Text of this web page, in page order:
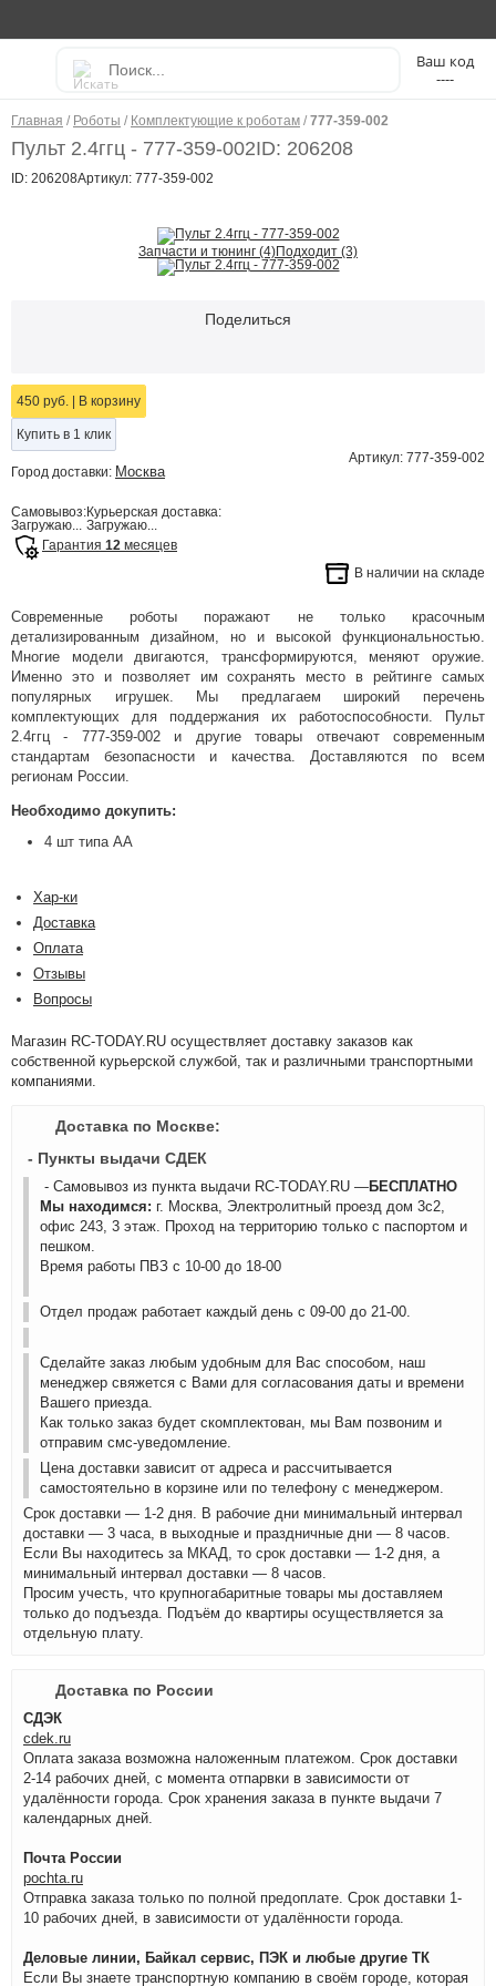
----
Главная / Роботы / Комплектующие к роботам / 777-359-002
Пульт 2.4ггц - 777-359-002ID: 206208
ID: 206208Артикул: 777-359-002
Запчасти и тюнинг (4)Подходит (3)
Поделиться
450 руб. В корзину
Купить в 1 клик
Артикул: 777-359-002
Город доставки: Москва
Самовывоз:
Загружаю...
Курьерская доставка:
Загружаю...
Гарантия 12 месяцев
В наличии на складе
Современные роботы поражают не только красочным
детализированным дизайном, но и высокой функциональностью.
Многие модели двигаются, трансформируются, меняют оружие.
Именно это и позволяет им сохранять место в рейтинге самых
популярных игрушек. Мы предлагаем широкий перечень
комплектующих для поддержания их работоспособности. Пульт
2.4ггц - 777-359-002 и другие товары отвечают современным
стандартам безопасности и качества. Доставляются по всем
регионам России.
Необходимо докупить:
4 шт типа АА
Хар-ки
Доставка
Оплата
Отзывы
Вопросы
Магазин RC-TODAY.RU осуществляет доставку заказов как
собственной курьерской службой, так и различными транспортными
компаниями.
Доставка по Москве:
- Пункты выдачи СДЕК
- Самовывоз из пункта выдачи RC-TODAY.RU —БЕСПЛАТНО
Мы находимся: г. Москва, Электролитный проезд дом 3с2,
офис 243, 3 этаж. Проход на территорию только с паспортом и
пешком.
Время работы ПВЗ с 10-00 до 18-00
Отдел продаж работает каждый день с 09-00 до 21-00.
Сделайте заказ любым удобным для Вас способом, наш
менеджер свяжется с Вами для согласования даты и времени
Вашего приезда.
Как только заказ будет скомплектован, мы Вам позвоним и
отправим смс-уведомление.
Цена доставки зависит от адреса и рассчитывается
самостоятельно в корзине или по телефону с менеджером.
Срок доставки — 1-2 дня. В рабочие дни минимальный интервал
доставки — 3 часа, в выходные и праздничные дни — 8 часов.
Если Вы находитесь за МКАД, то срок доставки — 1-2 дня, а
минимальный интервал доставки — 8 часов.
Просим учесть, что крупногабаритные товары мы доставляем
только до подъезда. Подъём до квартиры осуществляется за
отдельную плату.
Доставка по России
СДЭК
cdek.ru
Оплата заказа возможна наложенным платежом. Срок доставки
2-14 рабочих дней, с момента отпарвки в зависимости от
удалённости города. Срок хранения заказа в пункте выдачи 7
календарных дней.
Почта России
pochta.ru
Отправка заказа только по полной предоплате. Срок доставки 1-
10 рабочих дней, в зависимости от удалённости города.
Деловые линии, Байкал сервис, ПЭК и любые другие ТК
Если Вы знаете транспортную компанию в своём городе, которая